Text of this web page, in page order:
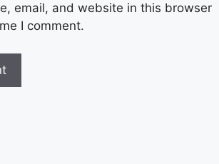
email, and website in this browser
I comment.